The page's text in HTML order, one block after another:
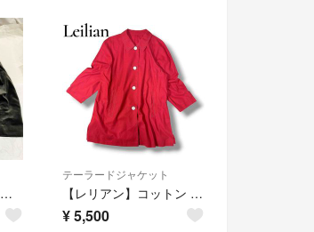
Leilian レリアン ゼニア生地 ベロア テーラードジャケット 9 深緑
テーラードジャケット
【レリアン】コットン スプリングコート レッド 13号 日本製 シェルボタン
¥5,500